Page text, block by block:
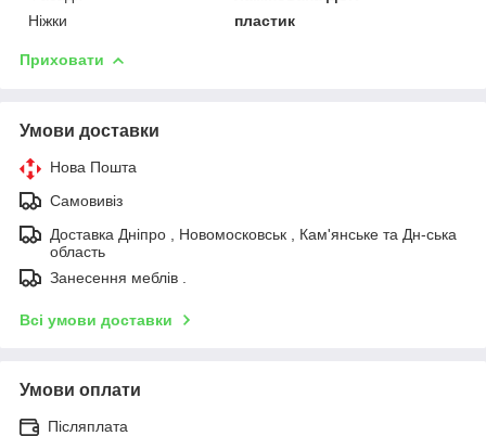
Ніжки
пластик
Приховати
Умови доставки
Нова Пошта
Самовивіз
Доставка Дніпро , Новомосковськ , Кам'янське та Дн-ська
область
Занесення меблів .
Всі умови доставки
Умови оплати
Післяплата